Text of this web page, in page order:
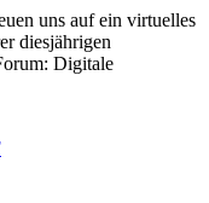
uns auf ein virtuelles
diesjährigen
Digitale